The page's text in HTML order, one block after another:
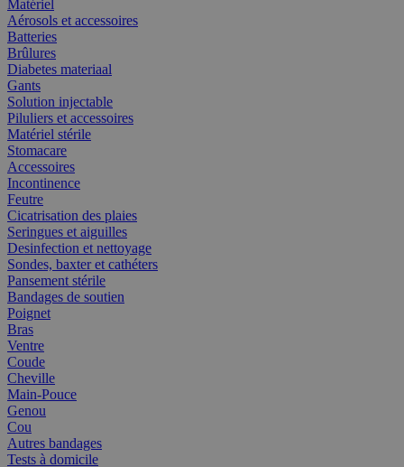
Matériel
Aérosols et accessoires
Batteries
Brûlures
Diabetes materiaal
Gants
Solution injectable
Piluliers et accessoires
Matériel stérile
Stomacare
Accessoires
Incontinence
Feutre
Cicatrisation des plaies
Seringues et aiguilles
Desinfection et nettoyage
Sondes, baxter et cathéters
Pansement stérile
Bandages de soutien
Poignet
Bras
Ventre
Coude
Cheville
Main-Pouce
Genou
Cou
Autres bandages
Tests à domicile